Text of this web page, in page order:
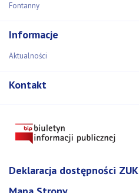
Fontanny
Informacje
Aktualności
Kontakt
Deklaracja dostępności ZUK